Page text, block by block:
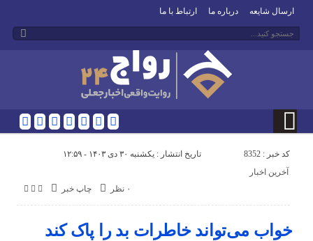
ارسال شایعه درباره ما ارتباط با ما
کد خبر : 8352 تاریخ انتشار : یکشنبه ۳۰ دی ۱۴۰۳ - ۱۲:۵۹
چاپ خبر ۰ نظر
آخرین اخبار
خواب می‌تواند خاطرات بد را پاک کند